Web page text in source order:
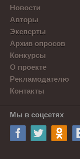
Новости
Авторы
Эксперты
Архив опросов
Конкурсы
О проекте
Рекламодателю
Контакты
Мы в соцсетях